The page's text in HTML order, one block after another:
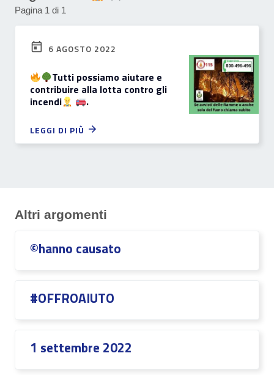
Pagina 1 di 1
6 AGOSTO 2022
Tutti possiamo aiutare e
contribuire alla lotta contro gli
incendi
.
LEGGI DI PIÙ
Altri argomenti
©hanno causato
#OFFROAIUTO
1 settembre 2022